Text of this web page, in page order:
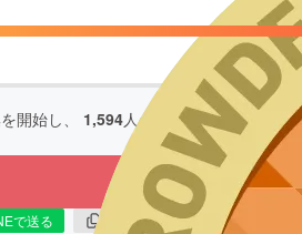
開始し、 1,594人の支援により
もう一度
で送る URLコピー 埋め込み